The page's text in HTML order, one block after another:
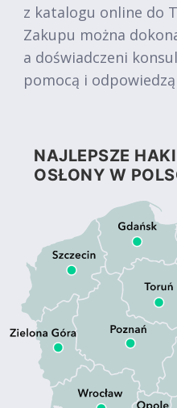
z katalogu online do
Zakupu można
a doświadczeni
pomocą i
NAJLEPSZE
OSŁONY W